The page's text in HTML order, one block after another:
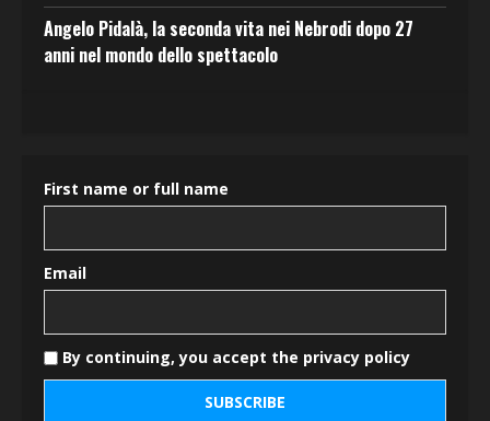
Angelo Pidalà, la seconda vita nei Nebrodi dopo 27
anni nel mondo dello spettacolo
First name or full name
Email
By continuing, you accept the privacy policy